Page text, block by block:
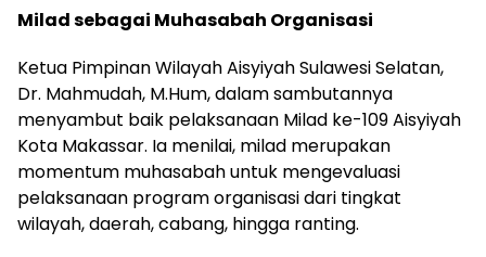
Milad sebagai Muhasabah Organisasi
Ketua Pimpinan Wilayah Aisyiyah Sulawesi Selatan,
Dr. Mahmudah, M.Hum, dalam sambutannya
menyambut baik pelaksanaan Milad ke-109 Aisyiyah
Kota Makassar. Ia menilai, milad merupakan
momentum muhasabah untuk mengevaluasi
pelaksanaan program organisasi dari tingkat
wilayah, daerah, cabang, hingga ranting.